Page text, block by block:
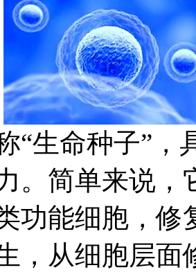
“生命种子”，
。简单来说，
功能细胞，修
，从细胞层面